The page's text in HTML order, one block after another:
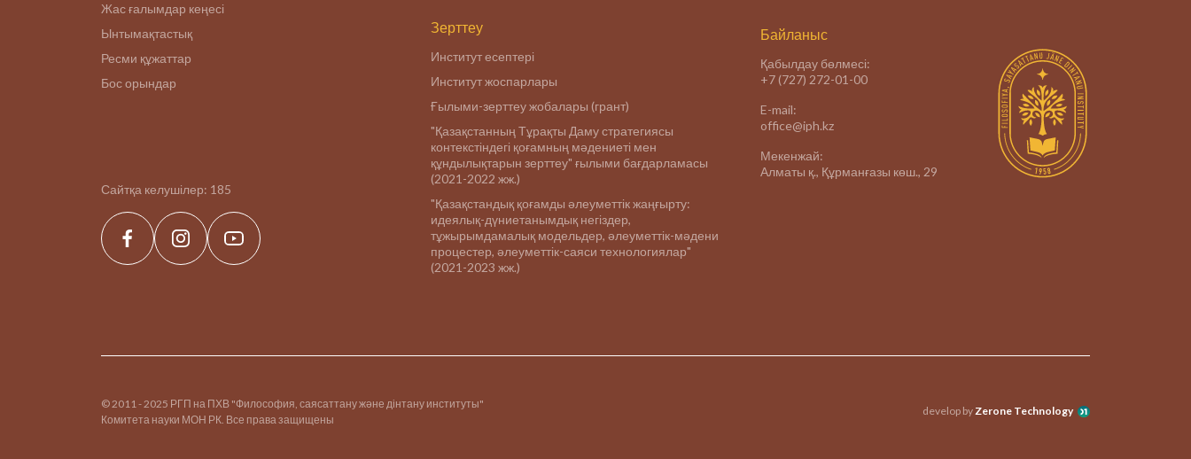
Жас ғалымдар кеңесі
Ынтымақтастық
Ресми құжаттар
Бос орындар
Сайтқа келушілер: 185
Зерттеу
Институт есептері
Институт жоспарлары
Ғылыми-зерттеу жобалары (грант)
"Қазақстанның Тұрақты Даму стратегиясы
контекстіндегі қоғамның мәдениеті мен
құндылықтарын зерттеу" ғылыми бағдарламасы
(2021-2022 жж.)
"Қазақстандық қоғамды әлеуметтік жаңғырту:
идеялық-дүниетанымдық негіздер,
тұжырымдамалық модельдер, әлеуметтік-мәдени
процестер, әлеуметтік-саяси технологиялар"
(2021-2023 жж.)
Байланыс
Қабылдау бөлмесі:
+7 (727) 272-01-00
E-mail:
office@iph.kz
Мекенжай:
Алматы қ., Құрманғазы көш., 29
© 2011 - 2025 РГП на ПХВ "Философия, саясаттану және дінтану институты"
Комитета науки МОН РК. Все права защищены
develop byZerone Technology